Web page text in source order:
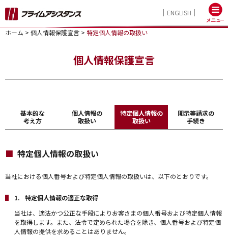
ENGLISH
ホーム > 個人情報保護宣言 > 特定個人情報の取扱い
個人情報保護宣言
基本的な
考え方
個人情報の
取扱い
特定個人情報の
取扱い
開示等請求の
手続き
特定個人情報の取扱い
当社における個人番号および特定個人情報の取扱いは、以下のとおりです。
特定個人情報の適正な取得
当社は、適法かつ公正な手段によりお客さまの個人番号および特定個人情報
を取得します。また、法令で定められた場合を除き、個人番号および特定個
人情報の提供を求めることはありません。